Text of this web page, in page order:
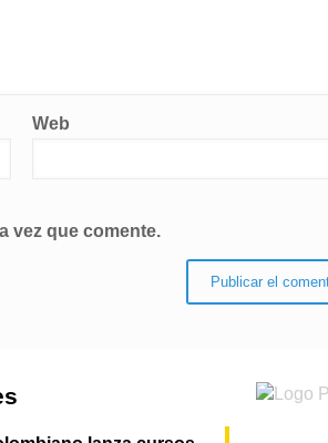
Web
vez que comente.